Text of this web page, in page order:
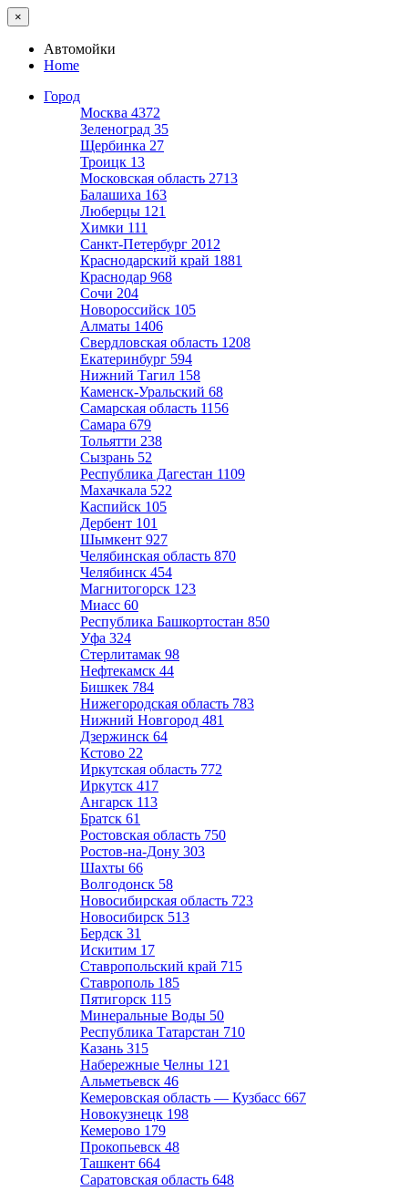
×
Автомойки
Home
Город
Москва 4372
Зеленоград 35
Щербинка 27
Троицк 13
Московская область 2713
Балашиха 163
Люберцы 121
Химки 111
Санкт-Петербург 2012
Краснодарский край 1881
Краснодар 968
Сочи 204
Новороссийск 105
Алматы 1406
Свердловская область 1208
Екатеринбург 594
Нижний Тагил 158
Каменск-Уральский 68
Самарская область 1156
Самара 679
Тольятти 238
Сызрань 52
Республика Дагестан 1109
Махачкала 522
Каспийск 105
Дербент 101
Шымкент 927
Челябинская область 870
Челябинск 454
Магнитогорск 123
Миасс 60
Республика Башкортостан 850
Уфа 324
Стерлитамак 98
Нефтекамск 44
Бишкек 784
Нижегородская область 783
Нижний Новгород 481
Дзержинск 64
Кстово 22
Иркутская область 772
Иркутск 417
Ангарск 113
Братск 61
Ростовская область 750
Ростов-на-Дону 303
Шахты 66
Волгодонск 58
Новосибирская область 723
Новосибирск 513
Бердск 31
Искитим 17
Ставропольский край 715
Ставрополь 185
Пятигорск 115
Минеральные Воды 50
Республика Татарстан 710
Казань 315
Набережные Челны 121
Альметьевск 46
Кемеровская область — Кузбасс 667
Новокузнецк 198
Кемерово 179
Прокопьевск 48
Ташкент 664
Саратовская область 648